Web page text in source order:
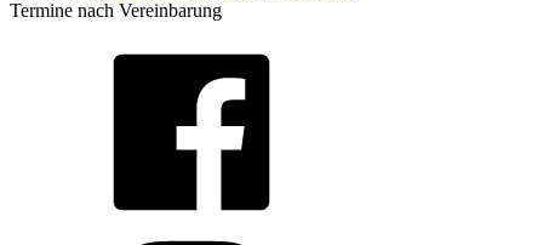
Termine nach Vereinbarung